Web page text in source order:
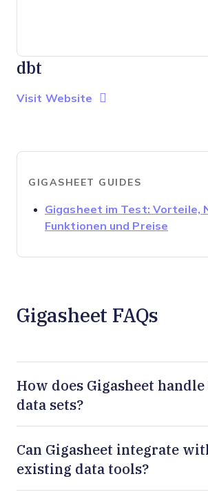
dbt
Visit Website Opens New Window
GIGASHEET GUIDES
Gigasheet im Test: Vorteile,
Funktionen und Preise
Gigasheet FAQs
How does Gigasheet
data sets?
Can Gigasheet integrate
existing data tools?